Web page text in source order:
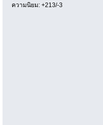
ความนิยม: +213/-3